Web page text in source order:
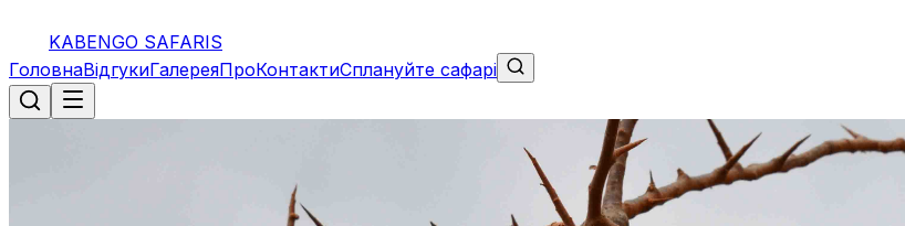
KABENGO SAFARIS
ГоловнаВідгукиГалереяПроКонтактиСплануйте сафарі